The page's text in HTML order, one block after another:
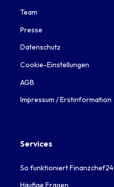
Team
Presse
Datenschutz
Cookie-Einstellungen
AGB
Impressum / Erstinformation
Services
So funktioniert Finanzchef24
Häufige Fragen